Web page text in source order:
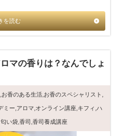
を読む
マの香りは？なんでしょ
,お香のある生活,お香のスペシャリスト ,
ミー,アロマ,オンライン講座,キフィ ,ハ
い袋,香司 ,香司養成講座